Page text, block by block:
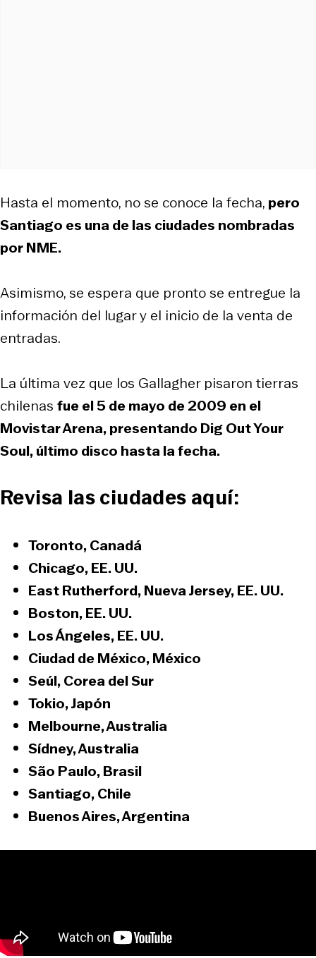
Hasta el momento, no se conoce la fecha, pero
Santiago es una de las ciudades nombradas
por NME.
Asimismo, se espera que pronto se entregue la
información del lugar y el inicio de la venta de
entradas.
La última vez que los Gallagher pisaron tierras
chilenas fue el 5 de mayo de 2009 en el
Movistar Arena, presentando Dig Out Your
Soul, último disco hasta la fecha.
Revisa las ciudades aquí:
Toronto, Canadá
Chicago, EE. UU.
East Rutherford, Nueva Jersey, EE. UU.
Boston, EE. UU.
Los Ángeles, EE. UU.
Ciudad de México, México
Seúl, Corea del Sur
Tokio, Japón
Melbourne, Australia
Sídney, Australia
São Paulo, Brasil
Santiago, Chile
Buenos Aires, Argentina